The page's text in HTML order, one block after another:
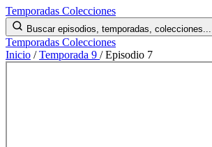
Temporadas Colecciones
Buscar episodios, temporadas, colecciones...
Temporadas Colecciones
Inicio / Temporada 9 / Episodio 7